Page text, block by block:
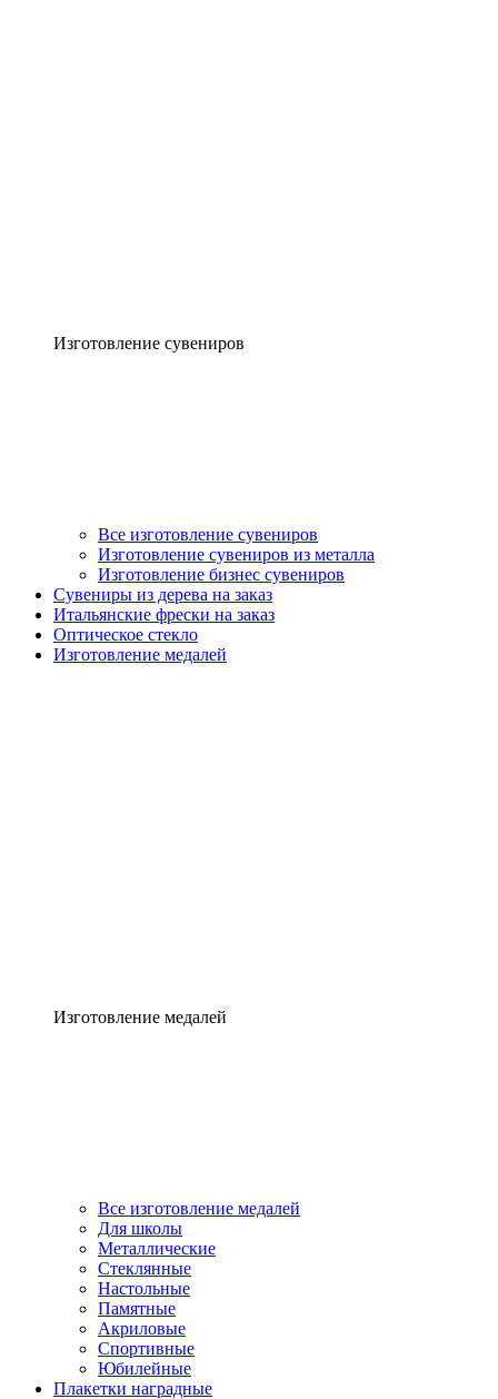
Изготовление сувениров
Все изготовление сувениров
Изготовление сувениров из металла
Изготовление бизнес сувениров
Сувениры из дерева на заказ
Итальянские фрески на заказ
Оптическое стекло
Изготовление медалей
Изготовление медалей
Все изготовление медалей
Для школы
Металлические
Стеклянные
Настольные
Памятные
Акриловые
Спортивные
Юбилейные
Плакетки наградные